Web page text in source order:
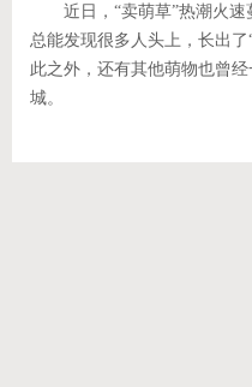
近日，“卖萌草”热潮火
总能发现很多人头上，长出了
此之外，还有其他萌物也曾
城。